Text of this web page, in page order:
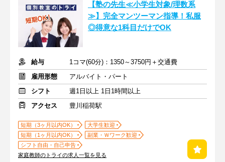
【塾の先生≪小学生対象/理数系
≫】完全マンツーマン指導！私服
◎得意な1科目だけでOK
給与
1コマ(60分)：1350～3750円＋交通費
雇用形態
アルバイト・パート
シフト
週1日以上 1日1時間以上
アクセス
豊川稲荷駅
短期（3ヶ月以内OK）
大学生歓迎
短期（1ヶ月以内OK）
副業・Ｗワーク歓迎
シフト自由・自己申告
家庭教師のトライの求人一覧を見る